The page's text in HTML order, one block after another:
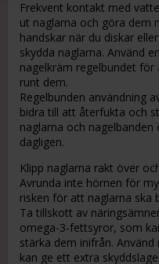
Frekvent kontakt med
ut naglarna och göra dem
handskar när du diskar
skydda naglarna. Använd
nagelkräm regelbundet
runt dem.
Regelbunden användning
bidra till att återfukta och
naglarna och
dagligen.
Klipp naglarna rakt över
Avrunda inte hörnen för
risken för att naglarna ska
Ta tillskott av
omega-3-fettsyror, som
stärka dem inifrån.
kan ge ett extra